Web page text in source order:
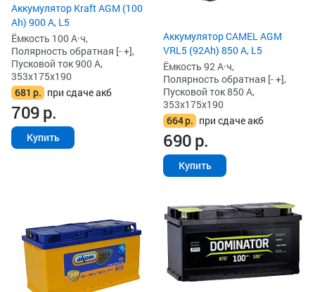
Аккумулятор Kraft AGM (100
Ah) 900 А, L5
Ёмкость 100 А·ч,
Полярность обратная [- +],
Пусковой ток 900 А,
353x175x190
681 р. при сдаче акб
709р.
Купить
Аккумулятор CAMEL AGM
VRL5 (92Ah) 850 А, L5
Ёмкость 92 А·ч,
Полярность обратная [- +],
Пусковой ток 850 А,
353x175x190
664р. при сдаче акб
690р.
Купить